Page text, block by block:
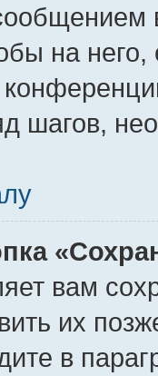
на
шагов,
вам
их
в